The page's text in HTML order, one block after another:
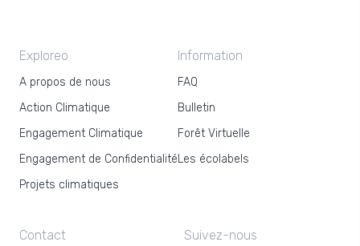
Exploreo
A propos de nous
Action Climatique
Engagement Climatique
Engagement de Confidentialité
Projets climatiques
Information
FAQ
Bulletin
Forêt Virtuelle
Les écolabels
Contact Suivez-nous